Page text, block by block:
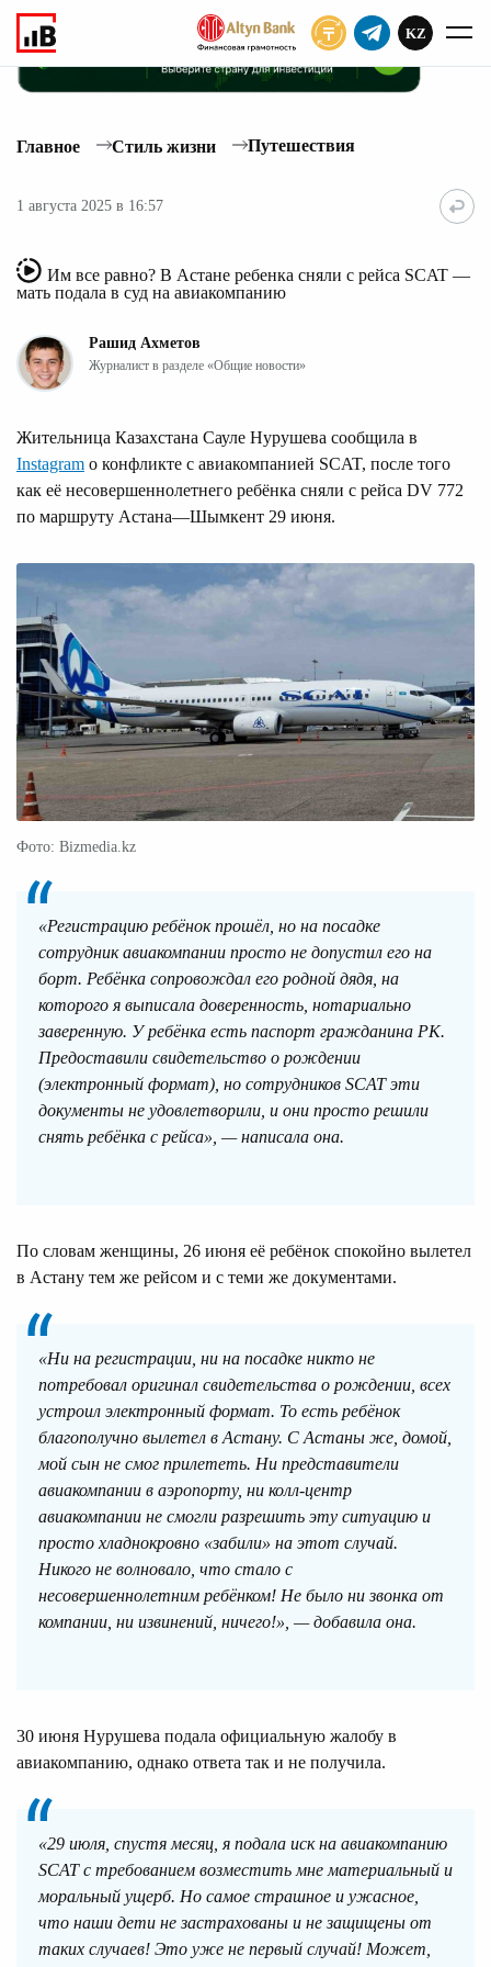
KZ
Главное Стиль жизни Путешествия
1 августа 2025 в 16:57
Им все равно? В Астане ребенка сняли с рейса SCAT —
мать подала в суд на авиакомпанию
Рашид Ахметов
Журналист в разделе «Общие новости»
Жительница Казахстана Сауле Нурушева сообщила в
Instagram о конфликте с авиакомпанией SCAT, после того
как её несовершеннолетнего ребёнка сняли с рейса DV 772
по маршруту Астана—Шымкент 29 июня.
Фото: Bizmedia.kz
«Регистрацию ребёнок прошёл, но на посадке
сотрудник авиакомпании просто не допустил его на
борт. Ребёнка сопровождал его родной дядя, на
которого я выписала доверенность, нотариально
заверенную. У ребёнка есть паспорт гражданина РК.
Предоставили свидетельство о рождении
(электронный формат), но сотрудников SCAT эти
документы не удовлетворили, и они просто решили
снять ребёнка с рейса», — написала она.
По словам женщины, 26 июня её ребёнок спокойно вылетел
в Астану тем же рейсом и с теми же документами.
«Ни на регистрации, ни на посадке никто не
потребовал оригинал свидетельства о рождении, всех
устроил электронный формат. То есть ребёнок
благополучно вылетел в Астану. С Астаны же, домой,
мой сын не смог прилететь. Ни представители
авиакомпании в аэропорту, ни колл-центр
авиакомпании не смогли разрешить эту ситуацию и
просто хладнокровно «забили» на этот случай.
Никого не волновало, что стало с
несовершеннолетним ребёнком! Не было ни звонка от
компании, ни извинений, ничего!», — добавила она.
30 июня Нурушева подала официальную жалобу в
авиакомпанию, однако ответа так и не получила.
«29 июля, спустя месяц, я подала иск на авиакомпанию
SCAT с требованием возместить мне материальный и
моральный ущерб. Но самое страшное и ужасное,
что наши дети не застрахованы и не защищены от
таких случаев! Это уже не первый случай! Может,